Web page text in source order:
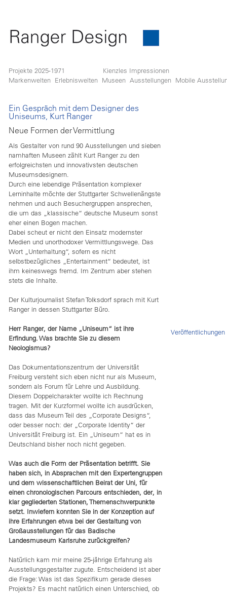
Projekte 2025-1971
Kienzles Impressionen
Markenwelten Erlebniswelten Museen Ausstellungen Mobile
Ein Gespräch mit dem Designer des
Uniseums, Kurt Ranger
Neue Formen der Vermittlung
Als Gestalter von rund 90 Ausstellungen und sieben
namhaften Museen zählt Kurt Ranger zu den
erfolgreichsten und innovativsten deutschen
Museumsdesignern.
Durch eine lebendige Präsentation komplexer
Lerninhalte möchte der Stuttgarter Schwellenängste
nehmen und auch Besuchergruppen ansprechen,
die um das „klassische“ deutsche Museum sonst
eher einen Bogen machen.
Dabei scheut er nicht den Einsatz modernster
Medien und unorthodoxer Vermittlungswege. Das
Wort „Unterhaltung“, sofern es nicht
selbstbezügliches „Entertainment“ bedeutet, ist
ihm keineswegs fremd. Im Zentrum aber stehen
stets die Inhalte.
Der Kulturjournalist Stefan Tolksdorf sprach mit Kurt
Ranger in dessen Stuttgarter Büro.
Herr Ranger, der Name „Uniseum“ ist ihre
Erfindung. Was brachte Sie zu diesem
Neologismus?
Das Dokumentationszentrum der Universität
Freiburg versteht sich eben nicht nur als Museum,
sondern als Forum für Lehre und Ausbildung.
Diesem Doppelcharakter wollte ich Rechnung
tragen. Mit der Kurzformel wollte ich ausdrücken,
dass das Museum Teil des „Corporate Designs“,
oder besser noch: der „Corporate Identity“ der
Universität Freiburg ist. Ein „Uniseum“ hat es in
Deutschland bisher noch nicht gegeben.
Was auch die Form der Präsentation betrifft. Sie
haben sich, in Absprachen mit den Expertengruppen
und dem wissenschaftlichen Beirat der Uni, für
einen chronologischen Parcours entschieden, der, in
klar gegliederten Stationen, Themenschwerpunkte
setzt. Inwiefern konnten Sie in der Konzeption auf
ihre Erfahrungen etwa bei der Gestaltung von
Großausstellungen für das Badische
Landesmuseum Karlsruhe zurückgreifen?
Natürlich kam mir meine 25-jährige Erfahrung als
Ausstellungsgestalter zugute. Entscheidend ist aber
die Frage: Was ist das Spezifikum gerade dieses
Projekts? Es macht natürlich einen Unterschied, ob
Veröffentlichungen